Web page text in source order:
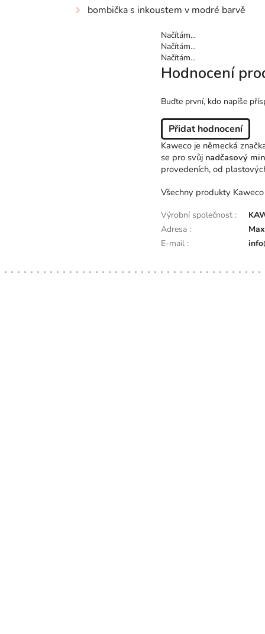
bombička s inkoustem v modré barvě
Načítám...
Načítám...
Načítám...
Hodnocení
Buďte první, kdo napíše
Přidat hodnocení
Kaweco je německá
se pro svůj nadčasový
provedeních, od
Všechny produkty
Výrobní společnost :
Adresa :
E-mail :